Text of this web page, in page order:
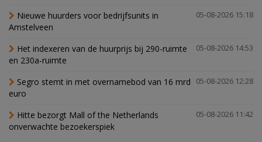
05-08-2026 15:18
Nieuwe huurders voor bedrijfsunits in
Amstelveen
05-08-2026 14:53
Het indexeren van de huurprijs bij 290-ruimte
en 230a-ruimte
05-08-2026 12:28
Segro stemt in met overnamebod van 16 mrd
euro
05-08-2026 11:42
Hitte bezorgt Mall of the Netherlands
onverwachte bezoekerspiek